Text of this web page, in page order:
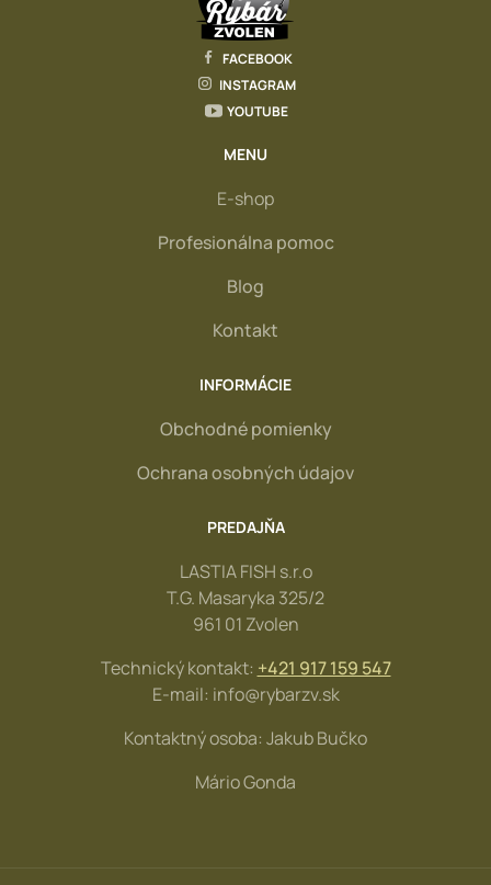
FACEBOOK
INSTAGRAM
YOUTUBE
MENU
E-shop
Profesionálna pomoc
Blog
Kontakt
INFORMÁCIE
Obchodné pomienky
Ochrana osobných údajov
PREDAJŇA
LASTIA FISH s.r.o
T.G. Masaryka 325/2
961 01 Zvolen
Technický kontakt: +421 917 159 547
E-mail: info@rybarzv.sk
Kontaktný osoba: Jakub Bučko
Mário Gonda